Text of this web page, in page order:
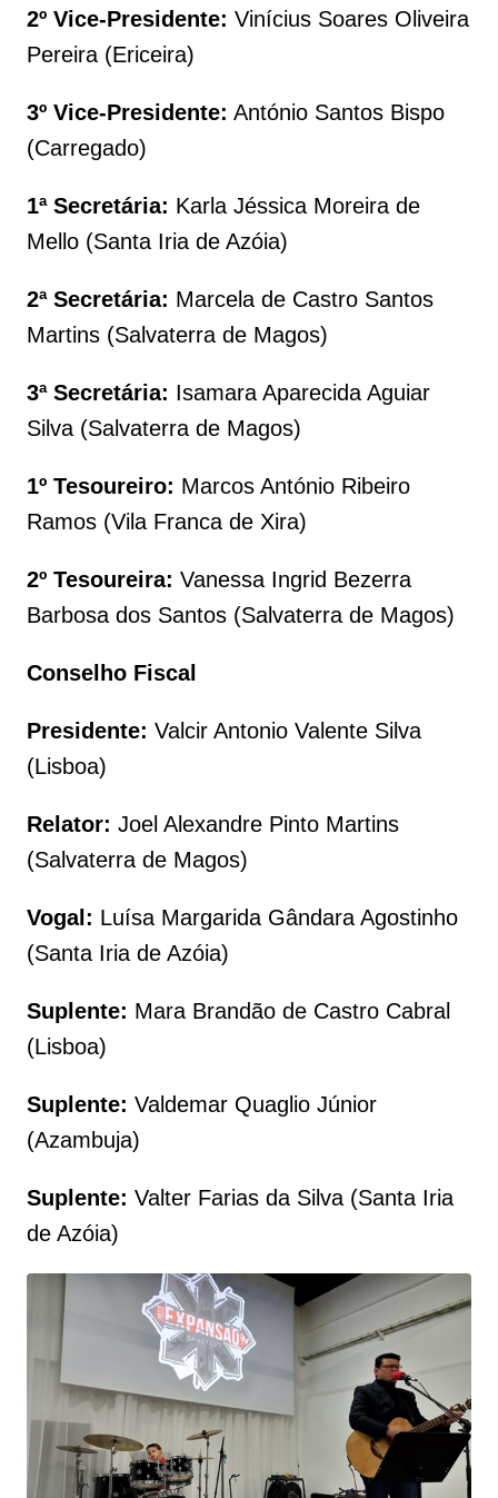
2º Vice-Presidente: Vinícius Soares Oliveira
Pereira (Ericeira)
3º Vice-Presidente: António Santos Bispo
(Carregado)
1ª Secretária: Karla Jéssica Moreira de
Mello (Santa Iria de Azóia)
2ª Secretária: Marcela de Castro Santos
Martins (Salvaterra de Magos)
3ª Secretária: Isamara Aparecida Aguiar
Silva (Salvaterra de Magos)
1º Tesoureiro: Marcos António Ribeiro
Ramos (Vila Franca de Xira)
2º Tesoureira: Vanessa Ingrid Bezerra
Barbosa dos Santos (Salvaterra de Magos)
Conselho Fiscal
Presidente: Valcir Antonio Valente Silva
(Lisboa)
Relator: Joel Alexandre Pinto Martins
(Salvaterra de Magos)
Vogal: Luísa Margarida Gândara Agostinho
(Santa Iria de Azóia)
Suplente: Mara Brandão de Castro Cabral
(Lisboa)
Suplente: Valdemar Quaglio Júnior
(Azambuja)
Suplente: Valter Farias da Silva (Santa Iria
de Azóia)